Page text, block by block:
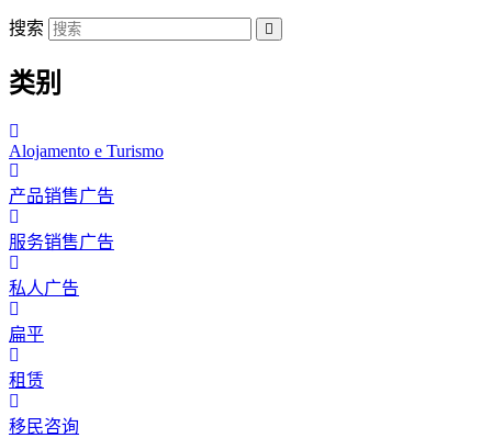
搜索
类别
Alojamento e Turismo
产品销售广告
服务销售广告
私人广告
扁平
租赁
移民咨询